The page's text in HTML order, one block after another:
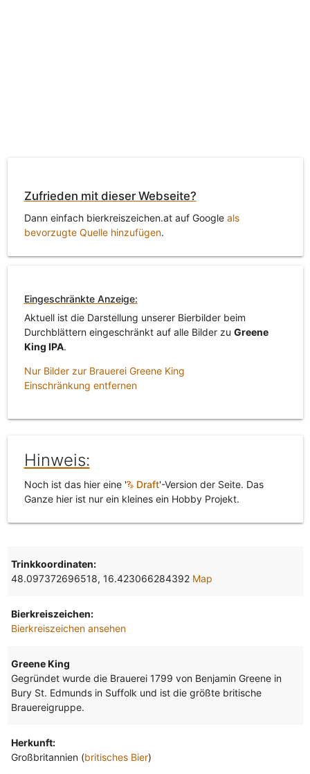
Zufrieden mit dieser Webseite?
Dann einfach bierkreiszeichen.at auf Google als
bevorzugte Quelle hinzufügen.
Eingeschränkte Anzeige:
Aktuell ist die Darstellung unserer Bierbilder beim
Durchblättern eingeschränkt auf alle Bilder zu Greene
King IPA.
Nur Bilder zur Brauerei Greene King
Einschränkung entfernen
Hinweis:
Noch ist das hier eine ' Draft'-Version der Seite. Das
Ganze hier ist nur ein kleines ein Hobby Projekt.
Trinkkoordinaten:
48.097372696518, 16.423066284392 Map
Bierkreiszeichen:
Bierkreiszeichen ansehen
Greene King
Gegründet wurde die Brauerei 1799 von Benjamin Greene in
Bury St. Edmunds in Suffolk und ist die größte britische
Brauereigruppe.
Herkunft:
Großbritannien (britisches Bier)